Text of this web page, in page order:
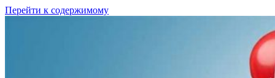
Перейти к содержимому